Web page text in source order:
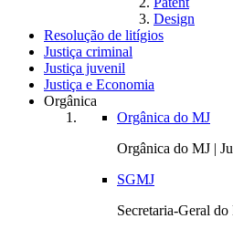
Design
Resolução de litígios
Justiça criminal
Justiça juvenil
Justiça e Economia
Orgânica
Orgânica do MJ
Orgânica do MJ |
SGMJ
Secretaria-Geral